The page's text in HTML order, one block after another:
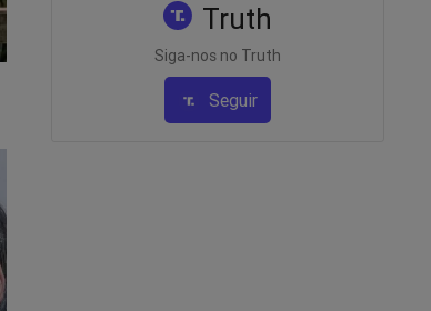
Truth
Siga-nos no Truth
Seguir